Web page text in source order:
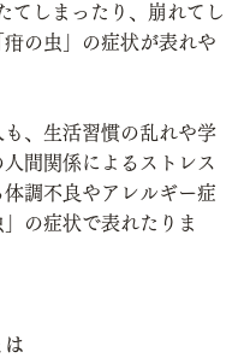
てしまったり、崩れてし
疳の虫」の症状が表れや
も、生活習慣の乱れや学
間関係によるストレス
体調不良やアレルギー症
の症状で表れたりま
は